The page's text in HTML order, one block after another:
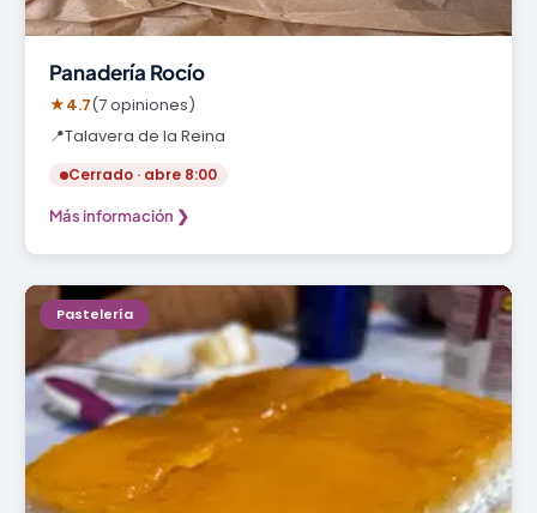
Panadería Rocío
★4.7(7 opiniones)
📍Talavera de la Reina
Cerrado · abre 8:00
Más información ❯
Pastelería